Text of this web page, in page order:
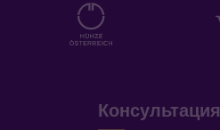
Консультация